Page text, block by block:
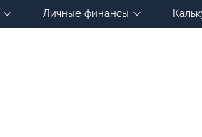
Личные финансы